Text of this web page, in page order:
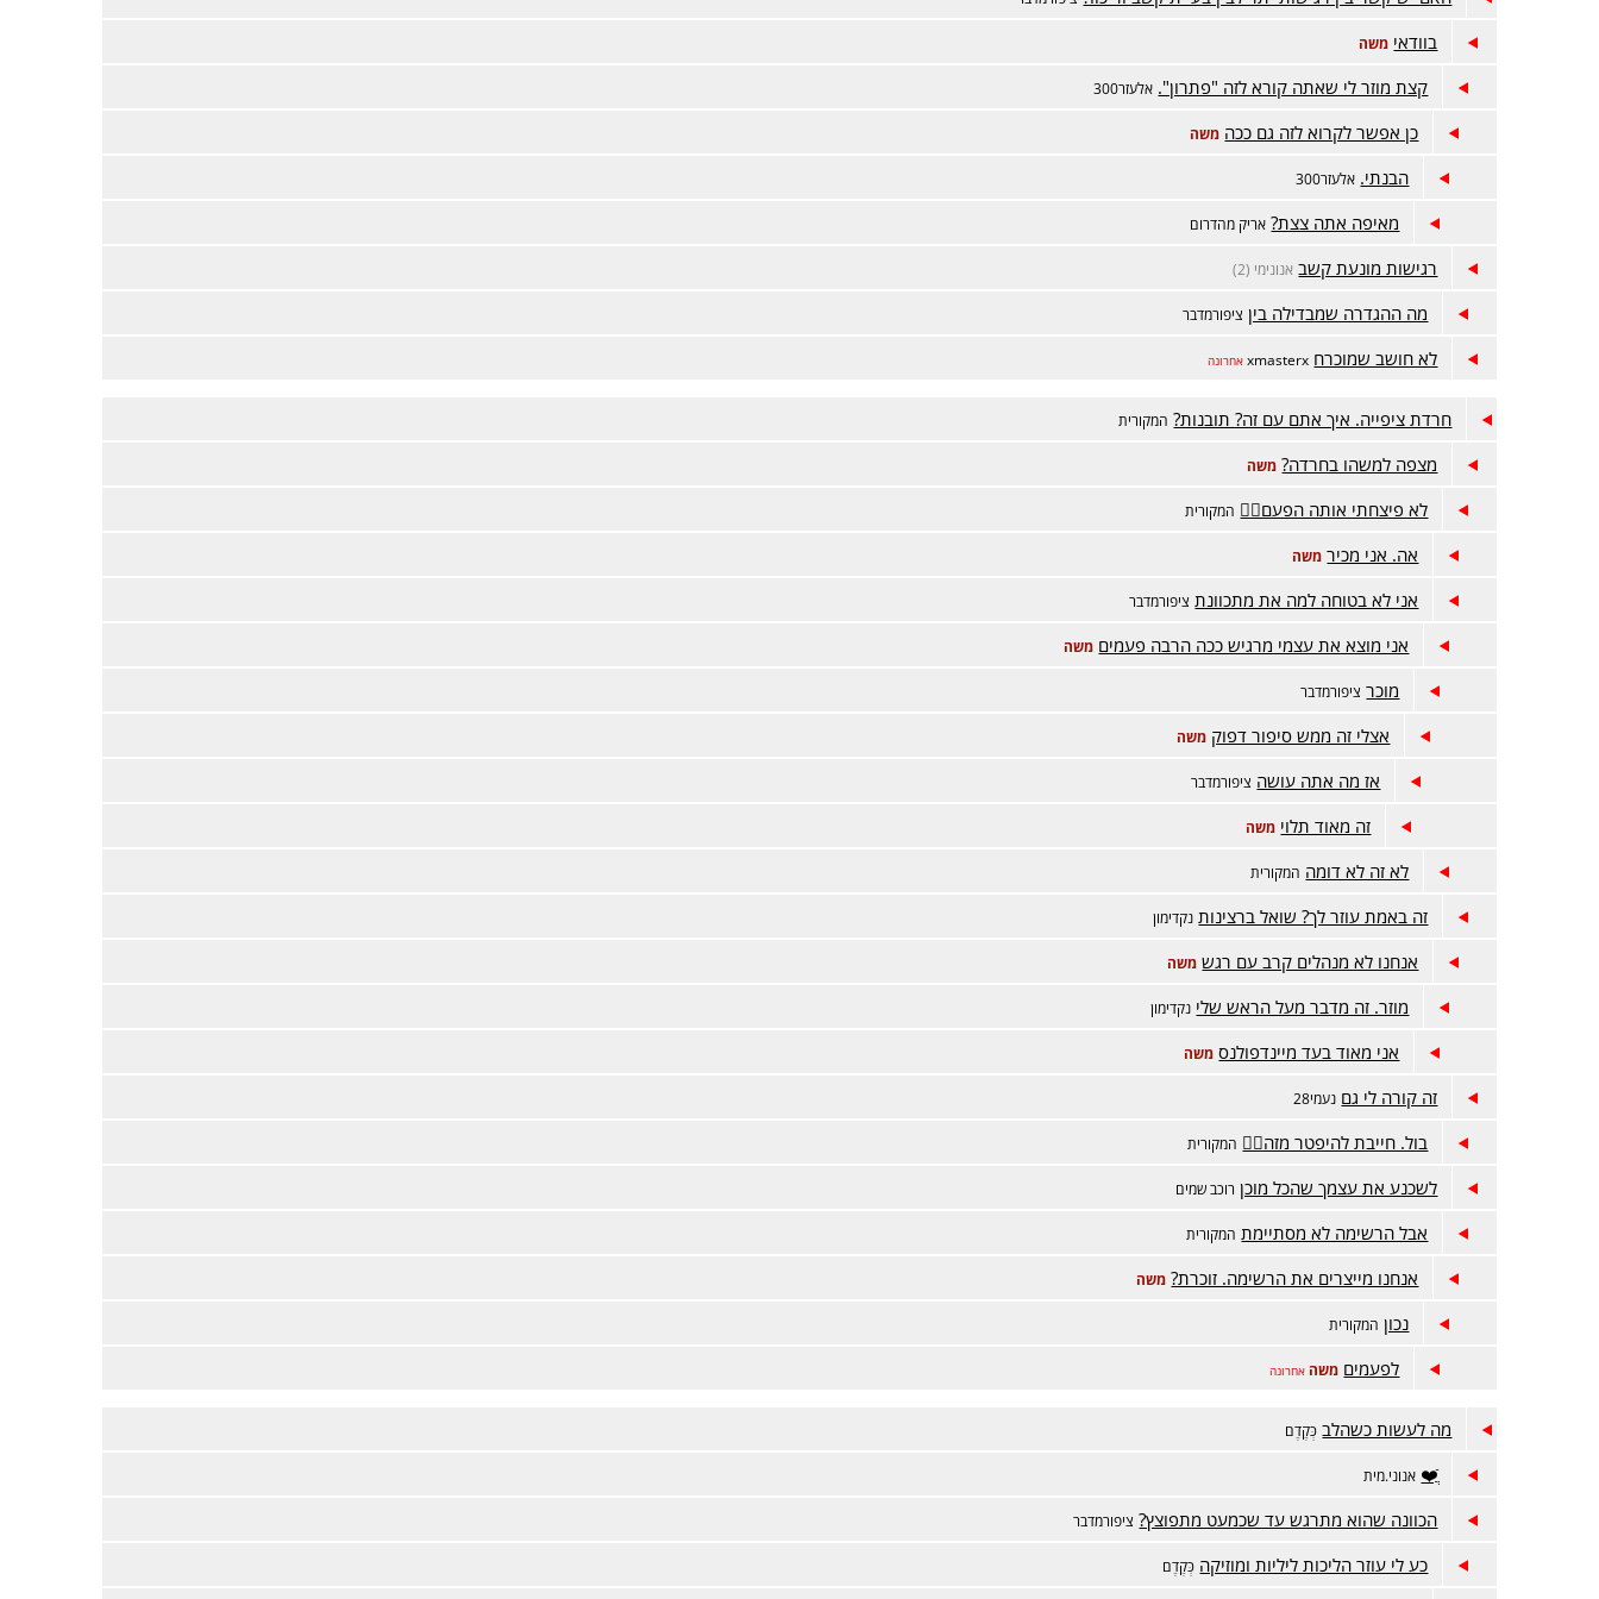
בוודאי משה
קצת מוזר לי שאתה קורא לזה "פתרון". אלעזר300
כן אפשר לקרוא לזה גם ככה משה
הבנתי. אלעזר300
מאיפה אתה צצת? אריק מהדרום
רגישות מונעת קשב אנונימי (2)
מה ההגדרה שמבדילה בין ציפורמדבר
לא חושב שמוכרח xmasterx אחרונה
חרדת ציפייה. איך אתם עם זה? תובנות? המקורית
מצפה למשהו בחרדה? משה
לא פיצחתי אותה הפעם😵‍💫 המקורית
אה. אני מכיר משה
אני לא בטוחה למה את מתכוונת ציפורמדבר
אני מוצא את עצמי מרגיש ככה הרבה פעמים משה
מוכר ציפורמדבר
אצלי זה ממש סיפור דפוק משה
אז מה אתה עושה ציפורמדבר
זה מאוד תלוי משה
לא זה לא דומה המקורית
זה באמת עוזר לך? שואל ברצינות נקדימון
אנחנו לא מנהלים קרב עם רגש משה
מוזר. זה מדבר מעל הראש שלי נקדימון
אני מאוד בעד מיינדפולנס משה
זה קורה לי גם נעמי28
בול. חייבת להיפטר מזה😵‍💫 המקורית
לשכנע את עצמך שהכל מוכן רוכב שמים
אבל הרשימה לא מסתיימת המקורית
אנחנו מייצרים את הרשימה. זוכרת? משה
נכון המקורית
לפעמים משה אחרונה
מה לעשות כשהלב כְּקֶדֶם
ֲֿ❤️ אנוני.מית
הכוונה שהוא מתרגש עד שכמעט מתפוצץ? ציפורמדבר
כע לי עוזר הליכות ליליות ומוזיקה כְּקֶדֶם